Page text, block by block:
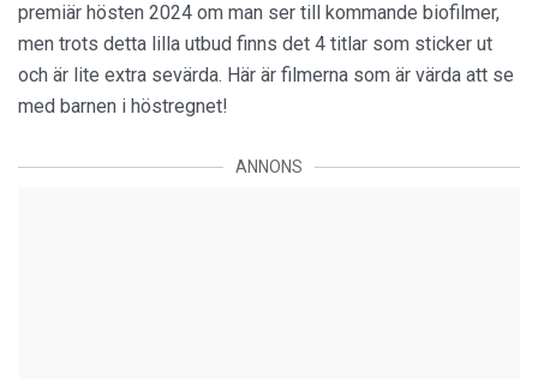
premiär hösten 2024 om man ser till kommande biofilmer,
men trots detta lilla utbud finns det 4 titlar som sticker ut
och är lite extra sevärda. Här är filmerna som är värda att se
med barnen i höstregnet!
ANNONS